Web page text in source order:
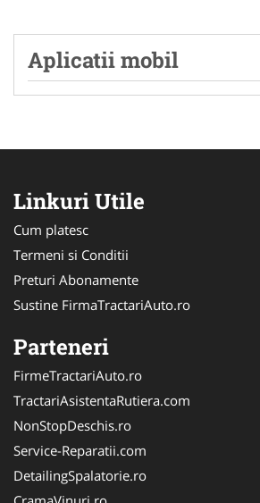
Aplicatii mobil
Linkuri Utile
Cum platesc
Termeni si Conditii
Preturi Abonamente
Sustine FirmaTractariAuto.ro
Parteneri
FirmeTractariAuto.ro
TractariAsistentaRutiera.com
NonStopDeschis.ro
Service-Reparatii.com
DetailingSpalatorie.ro